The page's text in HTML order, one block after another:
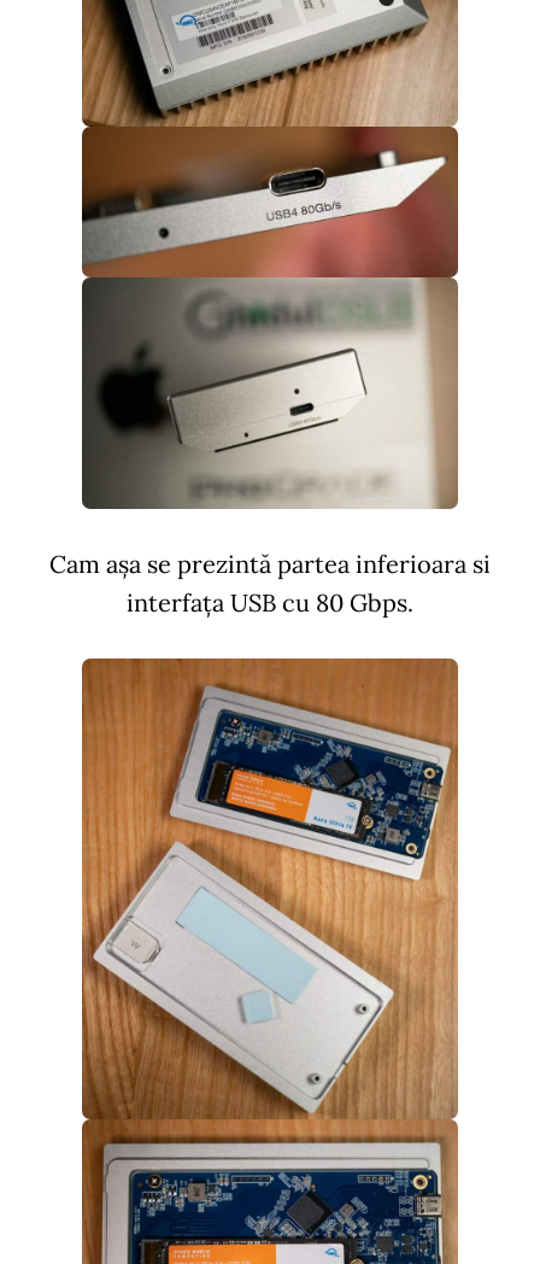
Cam așa se prezintă partea inferioara si
interfața USB cu 80 Gbps.